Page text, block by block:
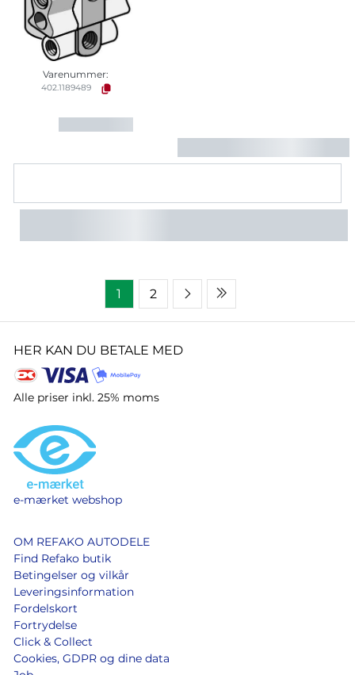
Varenummer:
402.1189489
1 2
HER KAN DU BETALE MED
Alle priser inkl. 25% moms
e-mærket webshop
OM REFAKO AUTODELE
Find Refako butik
Betingelser og vilkår
Leveringsinformation
Fordelskort
Fortrydelse
Click & Collect
Cookies, GDPR og dine data